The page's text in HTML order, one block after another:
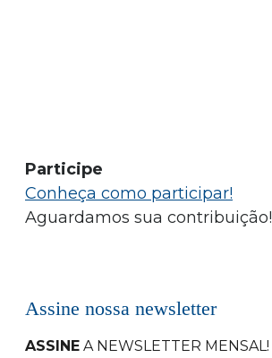
Participe
Conheça como participar!
Aguardamos sua contribuição!
Assine nossa newsletter
ASSINE A NEWSLETTER MENSAL!